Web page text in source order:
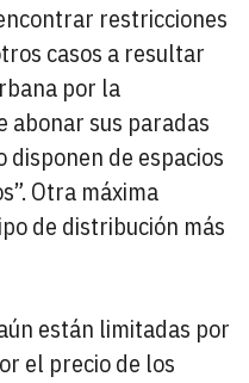
restricciones
casos a resultar
por la
abonar sus paradas
disponen de espacios
Otra máxima
de distribución más
están limitadas por
el precio de los